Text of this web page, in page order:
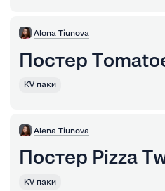
Alena Tiunova
Постер
KV паки
Alena Tiunova
Постер Pizza
KV паки